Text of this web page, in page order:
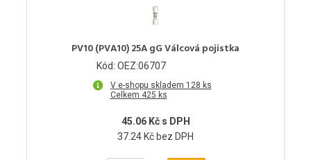
PV10 (PVA10) 25A gG Válcová pojistka
Kód: OEZ:06707
V e-shopu skladem 128 ks
Celkem 425 ks
45.06 Kč s DPH
37.24 Kč bez DPH